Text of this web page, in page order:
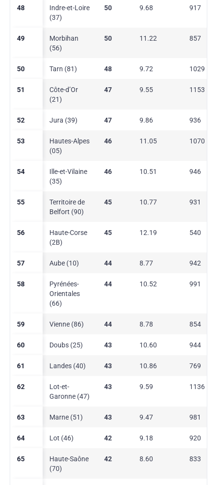
48
Indre-et-Loire
(37)
50 9.68 917
49
Morbihan
(56)
50 11.22 857
50 Tarn (81) 48 9.72 1029
51
Côte-d’Or
(21)
47 9.55 1153
52 Jura (39) 47 9.86 936
53
Hautes-Alpes
(05)
46 11.05 1070
54
Ille-et-Vilaine
(35)
46 10.51 946
55
Territoire de
Belfort (90)
45 10.77 931
56
Haute-Corse
(2B)
45 12.19 540
57 Aube (10) 44 8.77 942
58
Pyrénées-
Orientales
(66)
44 10.52 991
59 Vienne (86) 44 8.78 854
60 Doubs (25) 43 10.60 944
61 Landes (40) 43 10.86 769
62
Lot-et-
Garonne (47)
43 9.59 1136
63 Marne (51) 43 9.47 981
64 Lot (46) 42 9.18 920
65
Haute-Saône
(70)
42 8.60 833